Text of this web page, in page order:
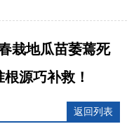
栽地瓜苗萎蔫死
源巧补救！
返回列表